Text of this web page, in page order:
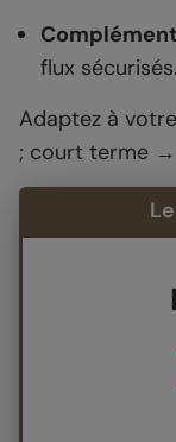
flux sécurisés.
Adaptez à
; court terme